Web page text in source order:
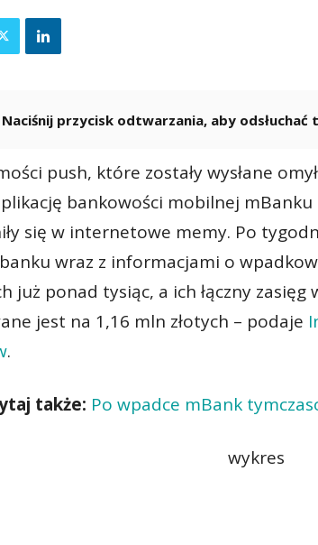
Naciśnij przycisk odtwarzania, aby
push, które zostały wysłane
bankowości mobilnej mBanku
się w internetowe memy. Po
wraz z informacjami o
już ponad tysiąc, a ich łączny zasięg
jest na 1,16 mln złotych – podaje
.
także: Po wpadce mBank